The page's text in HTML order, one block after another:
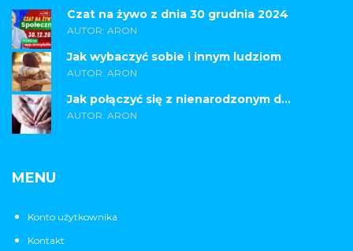
Czat na żywo z dnia 30 grudnia 2024
AUTOR: ARON
Jak wybaczyć sobie i innym ludziom
AUTOR: ARON
Jak połączyć się z nienarodzonym d...
AUTOR: ARON
MENU
Konto użytkownika
Kontakt